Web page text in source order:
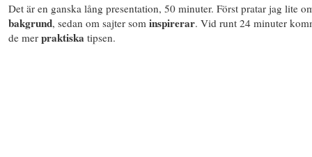
Det är en ganska lång presentation, 50 minuter. Först pratar jag lite
bakgrund, sedan om sajter som inspirerar. Vid runt 24 minuter
de mer praktiska tipsen.